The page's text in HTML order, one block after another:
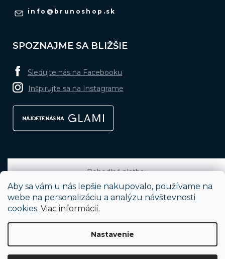
Aby sa vám u nás lepšie nakupovalo, používame na
webe na personalizáciu a analýzu návštevnosti
cookies. Viac informácií.
Nastavenie
info @ brunoshop.sk
SPOZNAJME SA BLIŽŠIE
Sledujte nás na Facebooku
Inšpirujte sa na Instagrame
Pohodlná platba: